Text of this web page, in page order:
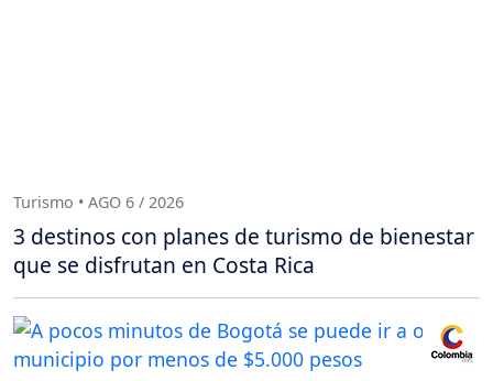
Turismo • AGO 6 / 2026
3 destinos con planes de turismo de bienestar
que se disfrutan en Costa Rica